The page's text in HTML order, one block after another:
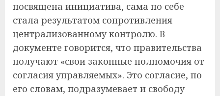
посвящена инициатива, сама по себе
стала результатом сопротивления
централизованному контролю. В
документе говорится, что правительства
получают «свои законные полномочия от
согласия управляемых». Это согласие, по
его словам, подразумевает и свободу